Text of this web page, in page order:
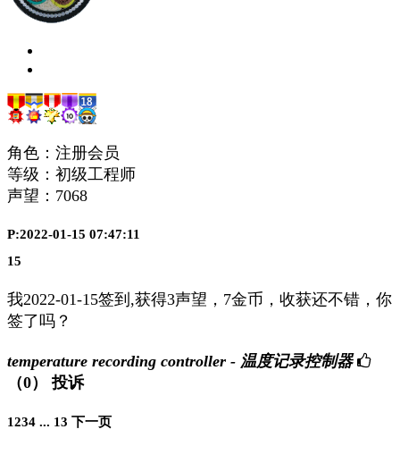
角色：注册会员
等级：初级工程师
声望： 7068
P:2022-01-15 07:47:11
15
我2022-01-15签到,获得3声望，7金币，收获还不错，你
签了吗？
temperature recording controller - 温度记录控制器
（0）
投诉
1234 ... 13 下一页